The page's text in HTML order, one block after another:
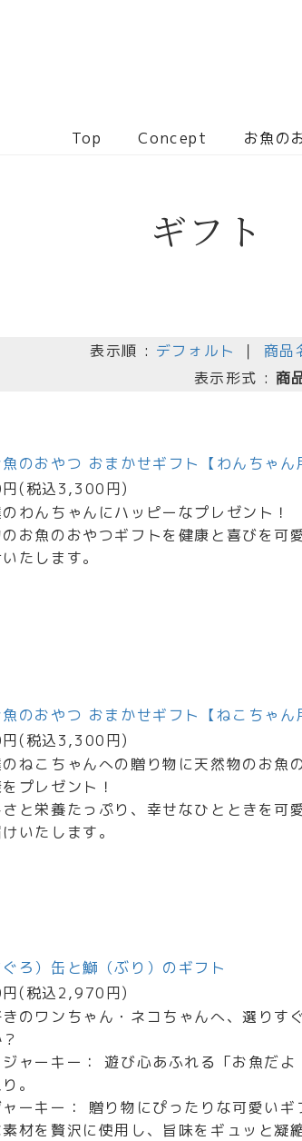
Top Concept お魚の
ギフト
表示順 : デフォルト ｜ 商品
表示形式 : 商
のおやつ おまかせギフト【わんちゃん
(税込3,300円)
わんちゃんにハッピーなプレゼント！
お魚のおやつギフトを健康と喜びを可
たします。
のおやつ おまかせギフト【ねこちゃん
(税込3,300円)
ねこちゃんへの贈り物に天然物のお魚
プレゼント！
と栄養たっぷり、幸せなひとときを可
いたします。
ろ）缶と鰤（ぶり）のギフト
(税込2,970円)
のワンちゃん・ネコちゃんへ、選りす
ャーキー： 遊び心あふれる「お魚だよ
。
ーキー： 贈り物にぴったりな可愛いギ
材を贅沢に使用し、旨味をギュッと凝